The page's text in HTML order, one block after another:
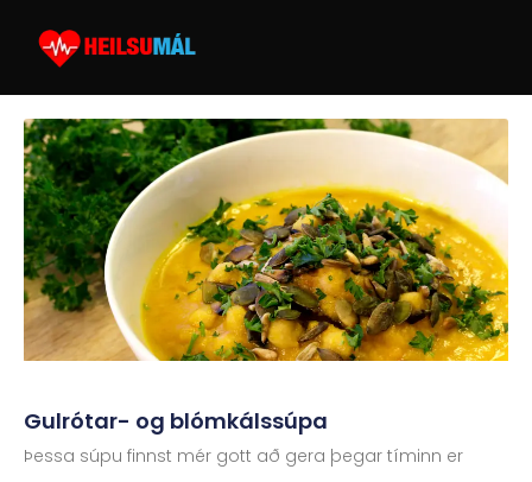
Gulrótar- og blómkálssúpa
Þessa súpu finnst mér gott að gera þegar tíminn er